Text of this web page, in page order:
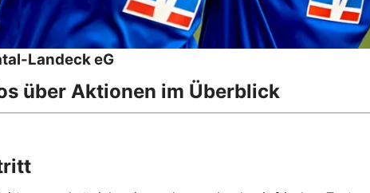
Landeck eG
über Aktionen im Überblick